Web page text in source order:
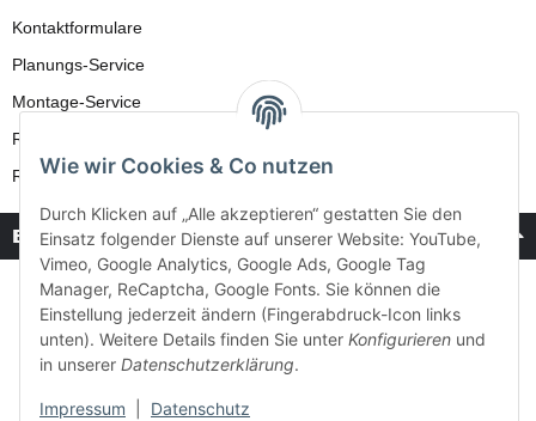
Kontaktformulare
Planungs-Service
Montage-Service
Reparatur-Service
Retouren-Service
Bezahlung & Versand
Wie wir Cookies & Co nutzen
Durch Klicken auf „Alle akzeptieren“ gestatten Sie den
Einsatz folgender Dienste auf unserer Website: YouTube,
Vimeo, Google Analytics, Google Ads, Google Tag
Manager, ReCaptcha, Google Fonts. Sie können die
Einstellung jederzeit ändern (Fingerabdruck-Icon links
unten). Weitere Details finden Sie unter Konfigurieren und
in unserer Datenschutzerklärung.
Impressum Datenschutz